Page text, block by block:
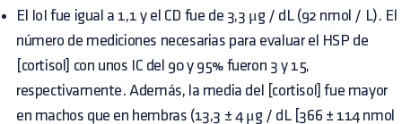
El IoI fue igual a 1,1 y el CD fue de 3,3 μg / dL (92 nmol / L). El
número de mediciones necesarias para evaluar el HSP de
[cortisol] con unos IC del 90 y 95% fueron 3 y 15,
respectivamente. Además, la media del [cortisol] fue mayor
en machos que en hembras (13,3 ± 4 μg / dL [366 ± 114 nmol